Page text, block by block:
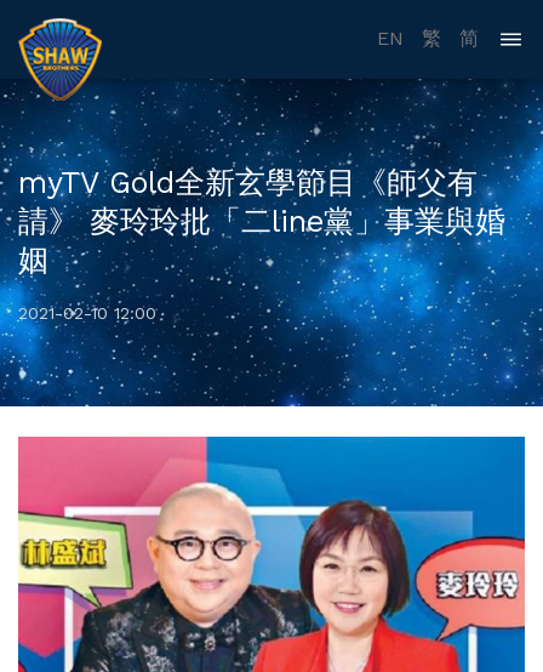
EN 繁 简
myTV Gold全新玄學節目《師父有
請》 麥玲玲批「二line黨」事業與婚
姻
2021-02-10 12:00